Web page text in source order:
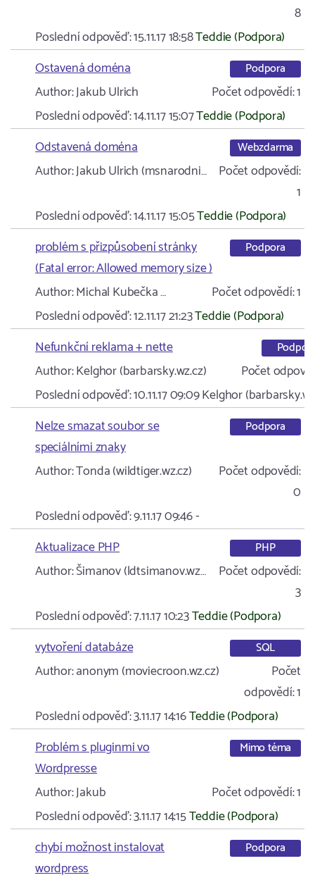
8
Poslední odpověď:15.11.17 18:58Teddie (Podpora)
Ostavená doména
Podpora
Author:Jakub Ulrich Počet odpovědí:1
Poslední odpověď:14.11.17 15:07Teddie (Podpora)
Odstavená doména
Webzdarma
Author:Jakub Ulrich (msnarodni…
Počet odpovědí:
1
Poslední odpověď:14.11.17 15:05Teddie (Podpora)
problém s přizpůsobení stránky
(Fatal error: Allowed memory size )
Podpora
Author:Michal Kubečka … Počet odpovědí:1
Poslední odpověď:12.11.17 21:23Teddie (Podpora)
Nefunkční reklama + nette
Author:Kelghor (barbarsky.wz.cz)
Počet
Poslední odpověď:10.11.17 09:09Kelghor
Nelze smazat soubor se
speciálními znaky
Podpora
Author:Tonda (wildtiger.wz.cz)
Počet odpovědí:
0
Poslední odpověď:9.11.17 09:46-
Aktualizace PHP
PHP
Author:Šimanov (ldtsimanov.wz…
Počet odpovědí:
3
Poslední odpověď:7.11.17 10:23Teddie (Podpora)
vytvoření databáze
SQL
Author:anonym (moviecroon.wz.cz)
Počet
odpovědí:1
Poslední odpověď:3.11.17 14:16Teddie (Podpora)
Problém s pluginmi vo
Wordpresse
Mimo téma
Author:Jakub Počet odpovědí:1
Poslední odpověď:3.11.17 14:15Teddie (Podpora)
chybí možnost instalovat
wordpress
Podpora